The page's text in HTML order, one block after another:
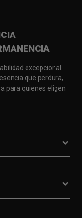
excepcional.
que perdura,
para quienes eligen